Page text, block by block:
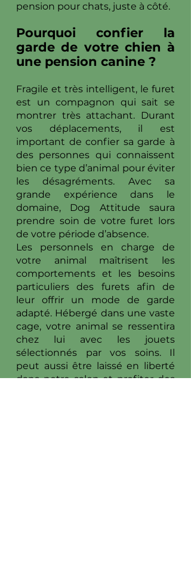
pension pour chats, juste à côté.
Pourquoi confier la
garde de votre chien à
une pension canine ?
Fragile et très intelligent, le furet
est un compagnon qui sait se
montrer très attachant. Durant
vos déplacements, il est
important de confier sa garde à
des personnes qui connaissent
bien ce type d’animal pour éviter
les désagréments. Avec sa
grande expérience dans le
domaine, Dog Attitude saura
prendre soin de votre furet lors
de votre période d’absence.
Les personnels en charge de
votre animal maîtrisent les
comportements et les besoins
particuliers des furets afin de
leur offrir un mode de garde
adapté. Hébergé dans une vaste
cage, votre animal se ressentira
chez lui avec les jouets
sélectionnés par vos soins. Il
peut aussi être laissé en liberté
dans notre salon et profiter des